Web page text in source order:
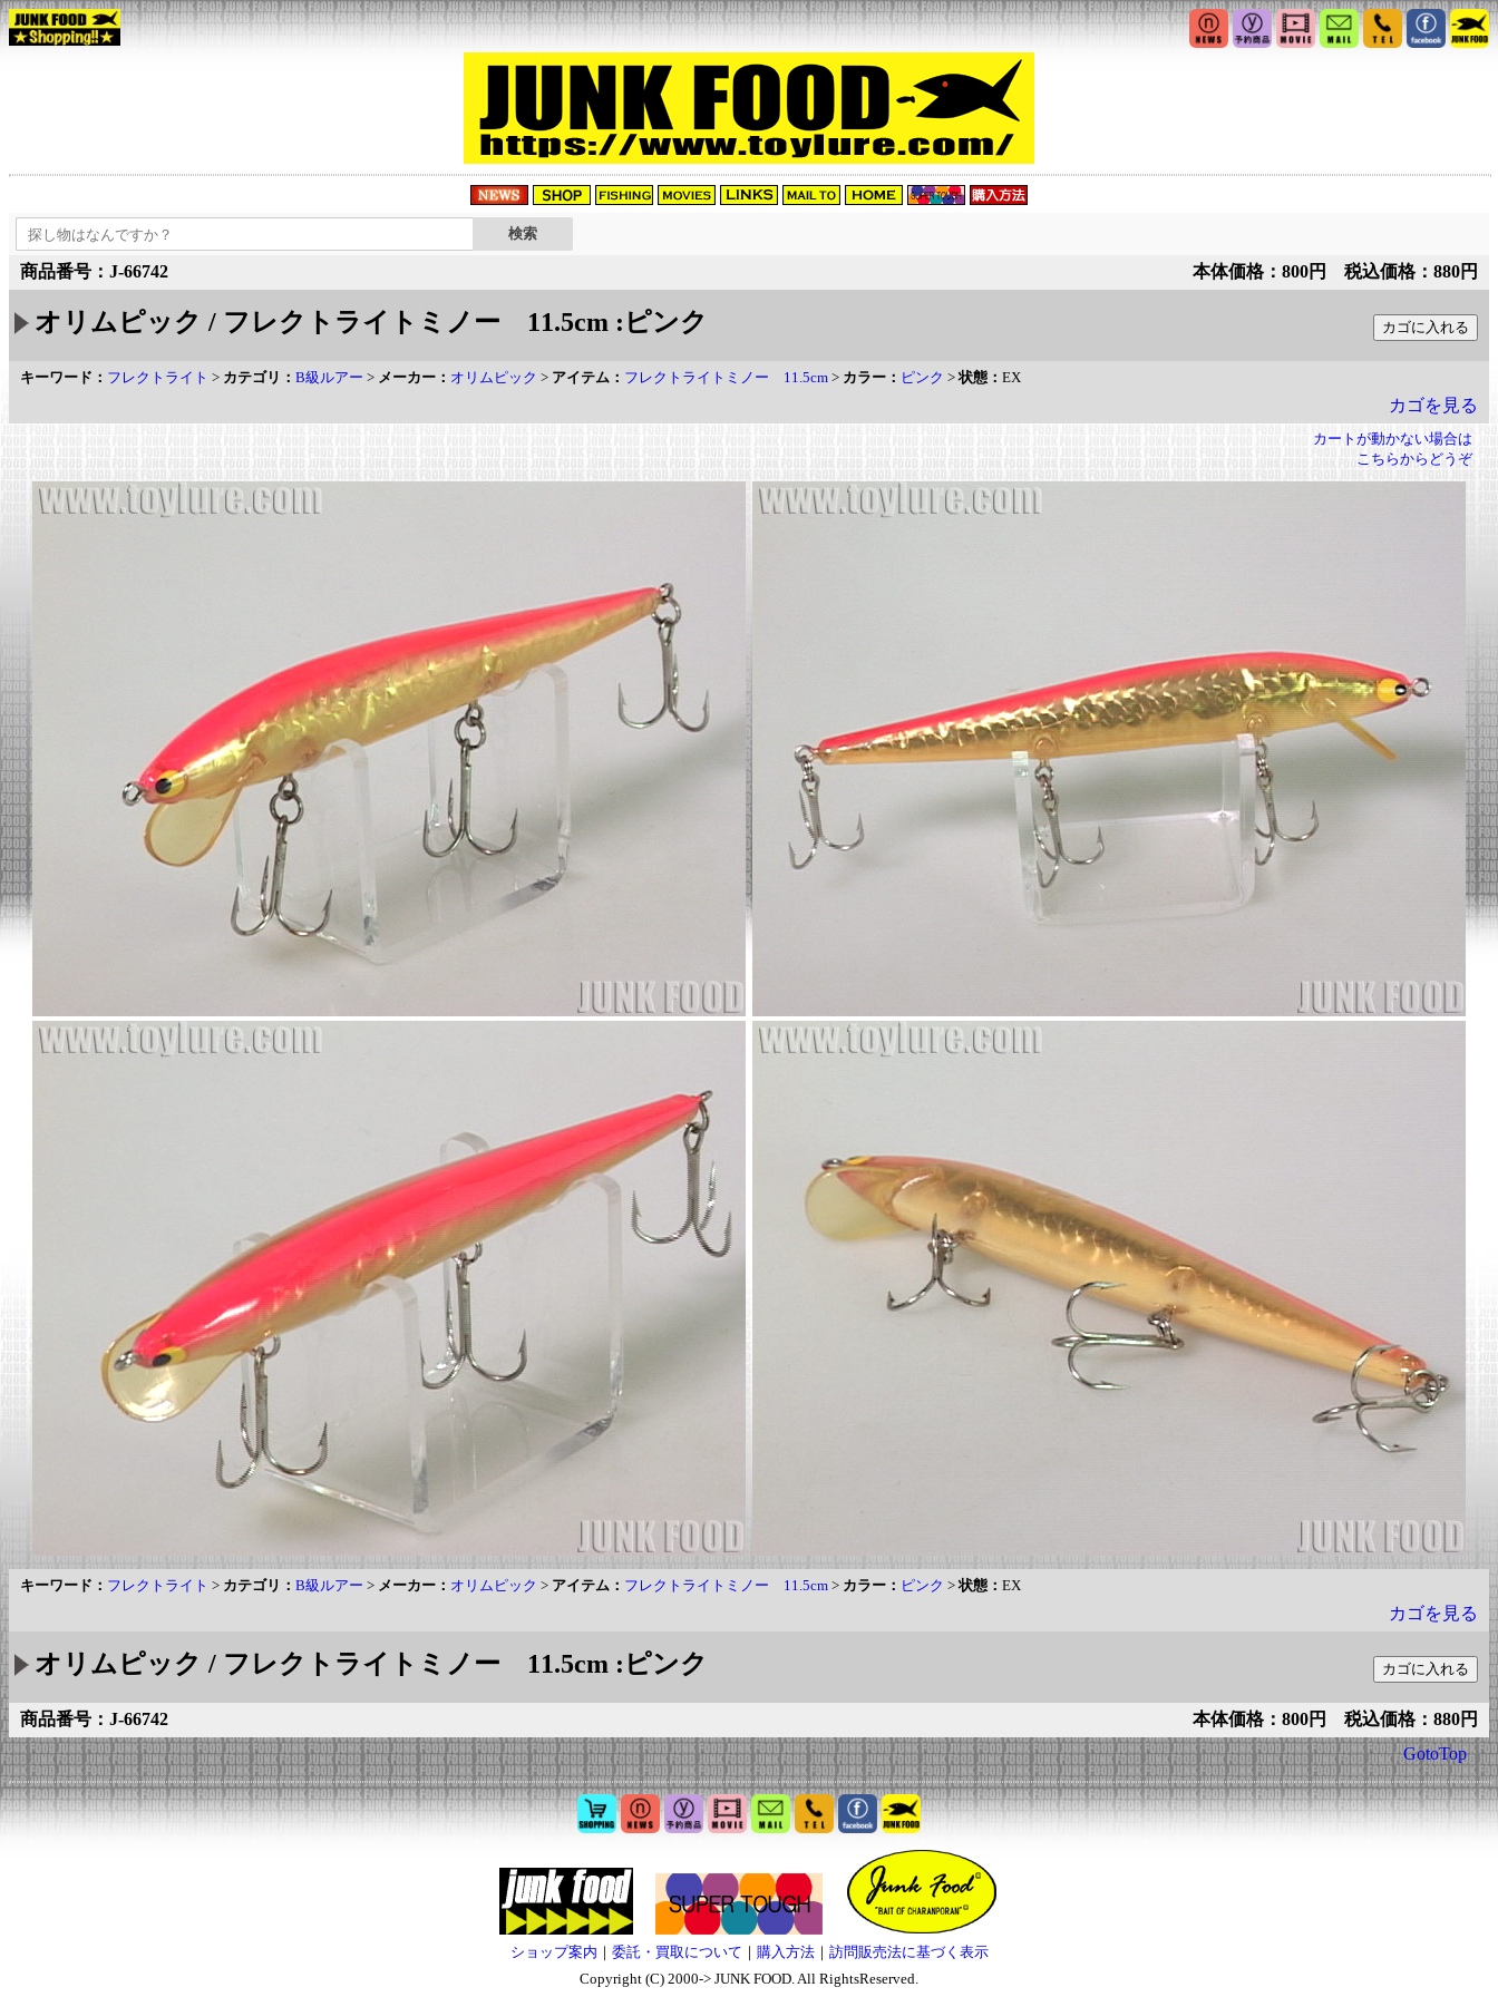
商品番号：J-66742 本体価格：800円 税込価格：880円
オリムピック / フレクトライトミノー 11.5cm :ピンク
キーワード： フレクトライト > カテゴリ： B級ルアー > メーカー： オリムピック > アイテム： フレクトライトミノー 11.5cm > カラー： ピンク >状態： EX
カゴを見る
カートが動かない場合は
こちらからどうぞ
キーワード： フレクトライト > カテゴリ： B級ルアー > メーカー： オリムピック > アイテム： フレクトライトミノー 11.5cm > カラー： ピンク >状態： EX
カゴを見る
オリムピック / フレクトライトミノー 11.5cm :ピンク
商品番号：J-66742
本体価格：800円 税込価格：880円
GotoTop
ショップ案内 ｜ 委託・買取について ｜ 購入方法｜ 訪問販売法に基づく表示
Copyright (C) 2000-> JUNK FOOD. All RightsReserved.